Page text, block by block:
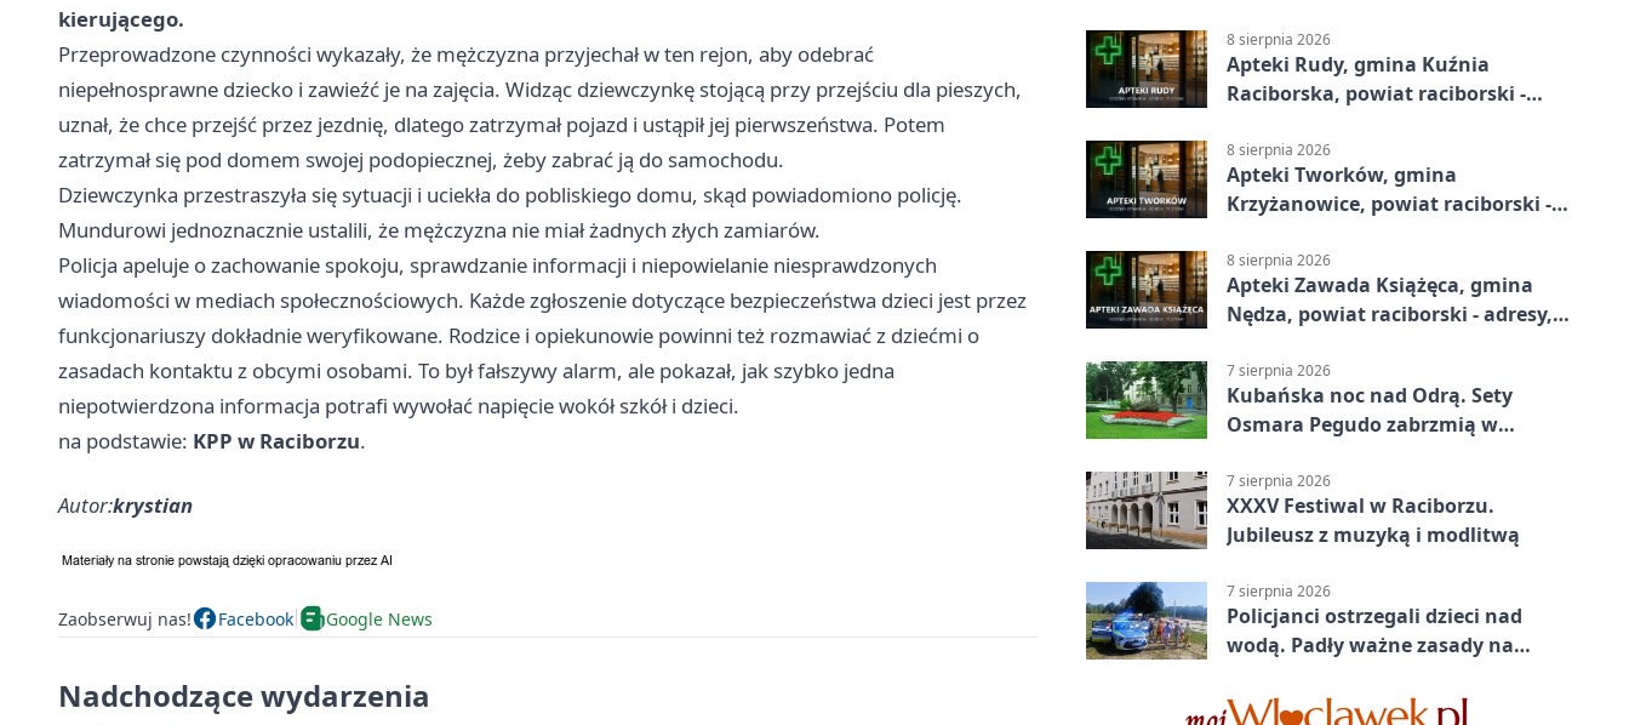
kierującego.
Przeprowadzone czynności wykazały, że mężczyzna przyjechał w ten rejon, aby odebrać
niepełnosprawne dziecko i zawieźć je na zajęcia. Widząc dziewczynkę stojącą przy przejściu dla pieszych,
uznał, że chce przejść przez jezdnię, dlatego zatrzymał pojazd i ustąpił jej pierwszeństwa. Potem
zatrzymał się pod domem swojej podopiecznej, żeby zabrać ją do samochodu.
Dziewczynka przestraszyła się sytuacji i uciekła do pobliskiego domu, skąd powiadomiono policję.
Mundurowi jednoznacznie ustalili, że mężczyzna nie miał żadnych złych zamiarów.
Policja apeluje o zachowanie spokoju, sprawdzanie informacji i niepowielanie niesprawdzonych
wiadomości w mediach społecznościowych. Każde zgłoszenie dotyczące bezpieczeństwa dzieci jest przez
funkcjonariuszy dokładnie weryfikowane. Rodzice i opiekunowie powinni też rozmawiać z dziećmi o
zasadach kontaktu z obcymi osobami. To był fałszywy alarm, ale pokazał, jak szybko jedna
niepotwierdzona informacja potrafi wywołać napięcie wokół szkół i dzieci.
na podstawie: KPP w Raciborzu.
Autor:krystian
Zaobserwuj nas! Facebook Google News
Nadchodzące wydarzenia
8 sierpnia 2026
Apteki Rudy, gmina Kuźnia
Raciborska, powiat raciborski -
8 sierpnia 2026
Apteki Tworków, gmina
Krzyżanowice, powiat raciborski -
8 sierpnia 2026
Apteki Zawada Książęca, gmina
Nędza, powiat raciborski - adresy,
7 sierpnia 2026
Kubańska noc nad Odrą. Sety
Osmara Pegudo zabrzmią w
7 sierpnia 2026
XXXV Festiwal w Raciborzu.
Jubileusz z muzyką i modlitwą
7 sierpnia 2026
Policjanci ostrzegali dzieci nad
wodą. Padły ważne zasady na